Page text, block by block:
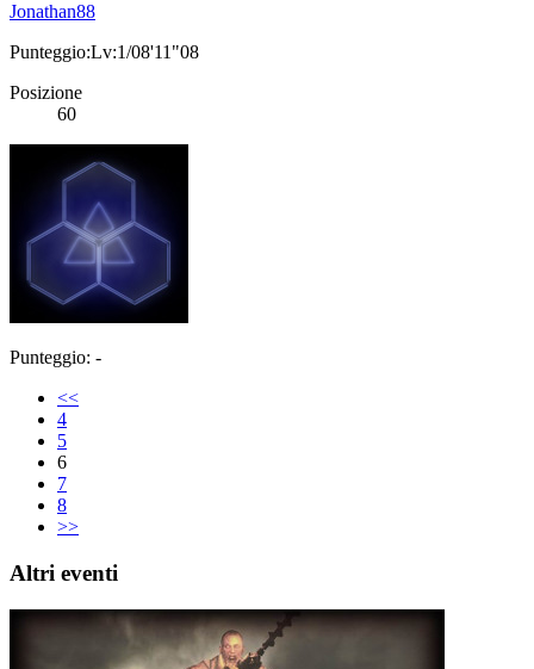
Jonathan88
Punteggio:Lv:1/08'11"08
Posizione
60
Punteggio: -
<<
4
5
6
7
8
>>
Altri eventi